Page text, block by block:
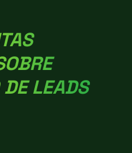
LEADS